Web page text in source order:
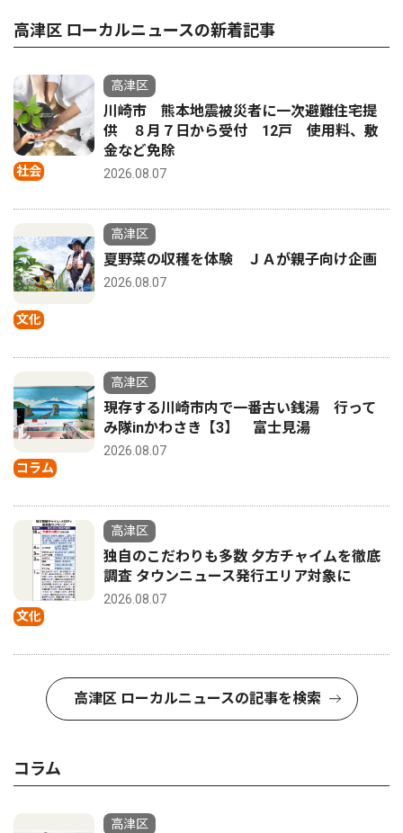
高津区 ローカルニュースの新着記事
社会
高津区
川崎市 熊本地震被災者に一次避難住宅提
供 ８月７日から受付 12戸 使用料、敷
金など免除
2026.08.07
文化
高津区
夏野菜の収穫を体験 ＪＡが親子向け企画
2026.08.07
コラム
高津区
現存する川崎市内で一番古い銭湯 行って
み隊inかわさき【3】 富士見湯
2026.08.07
文化
高津区
独自のこだわりも多数 夕方チャイムを徹底
調査 タウンニュース発行エリア対象に
2026.08.07
高津区 ローカルニュースの記事を検索
コラム
高津区